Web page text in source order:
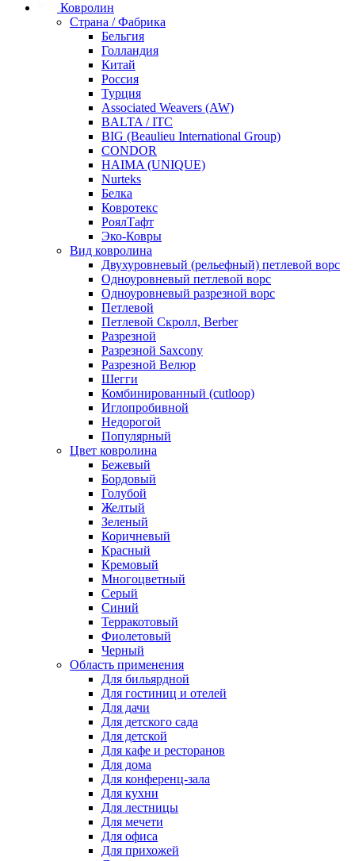
Ковролин
Страна / Фабрика
Бельгия
Голландия
Китай
Россия
Турция
Associated Weavers (AW)
BALTA / ITC
BIG (Beaulieu International Group)
CONDOR
HAIMA (UNIQUE)
Nurteks
Белка
Ковротекс
РоялТафт
Эко-Ковры
Вид ковролина
Двухуровневый (рельефный) петлевой ворс
Одноуровневый петлевой ворс
Одноуровневый разрезной ворс
Петлевой
Петлевой Скролл, Berber
Разрезной
Разрезной Saxcony
Разрезной Велюр
Шегги
Комбинированный (cutloop)
Иглопробивной
Недорогой
Популярный
Цвет ковролина
Бежевый
Бордовый
Голубой
Желтый
Зеленый
Коричневый
Красный
Кремовый
Многоцветный
Серый
Синий
Терракотовый
Фиолетовый
Черный
Область применения
Для бильярдной
Для гостиниц и отелей
Для дачи
Для детского сада
Для детской
Для кафе и ресторанов
Для дома
Для конференц-зала
Для кухни
Для лестницы
Для мечети
Для офиса
Для прихожей